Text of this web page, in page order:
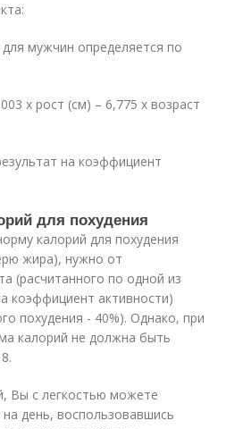
мужчин определяется по
х рост (см) – 6,775 х возраст
на коэффициент
для похудения
калорий для похудения
жира), нужно от
(расчитанного по одной из
коэффициент активности)
похудения - 40%). Однако, при
калорий не должна быть
Вы с легкостью можете
день, воспользовавшись